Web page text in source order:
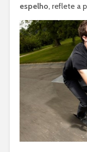
espelho, reflete a